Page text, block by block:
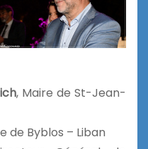
, Maire de St-Jean-
de Byblos – Liban